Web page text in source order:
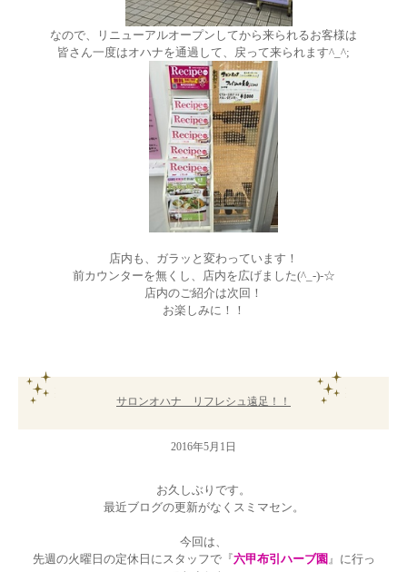
なので、リニューアルオープンしてから来られるお客様は
皆さん一度はオハナを通過して、戻って来られます^_^;
店内も、ガラッと変わっています！
前カウンターを無くし、店内を広げました(^_-)-☆
店内のご紹介は次回！
お楽しみに！！
サロンオハナ リフレシュ遠足！！
2016年5月1日
お久しぶりです。
最近ブログの更新がなくスミマセン。
今回は、
先週の火曜日の定休日にスタッフで『六甲布引ハーブ園 』に行っ